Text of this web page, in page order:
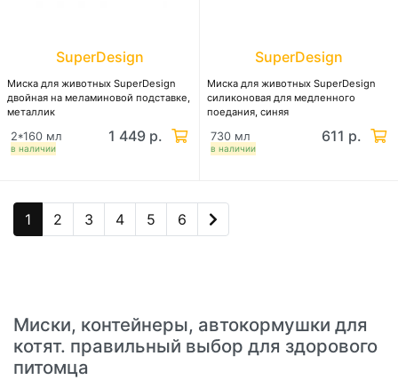
SuperDesign
Миска для животных SuperDesign
двойная на меламиновой подставке,
металлик
в наличии
2*160 мл 1 449 р.
SuperDesign
Миска для животных SuperDesign
силиконовая для медленного
поедания, синяя
в наличии
730 мл 611 р.
1 2 3 4 5 6
Миски, контейнеры, автокормушки для
котят. правильный выбор для здорового
питомца